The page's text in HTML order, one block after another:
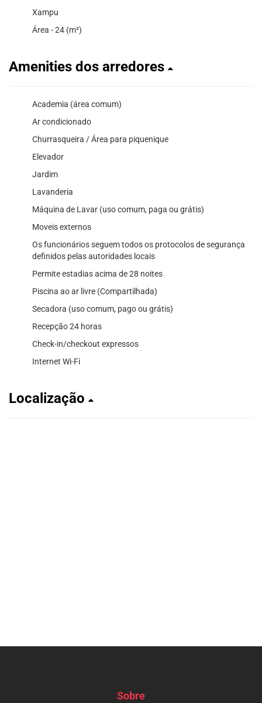
Xampu
Área - 24 (m²)
Amenities dos arredores
Academia (área comum)
Ar condicionado
Churrasqueira / Área para piquenique
Elevador
Jardim
Lavanderia
Máquina de Lavar (uso comum, paga ou grátis)
Moveis externos
Os funcionários seguem todos os protocolos de segurança
definidos pelas autoridades locais
Permite estadias acima de 28 noites
Piscina ao ar livre (Compartilhada)
Secadora (uso comum, pago ou grátis)
Recepção 24 horas
Check-in/checkout expressos
Internet Wi-Fi
Localização
Sobre